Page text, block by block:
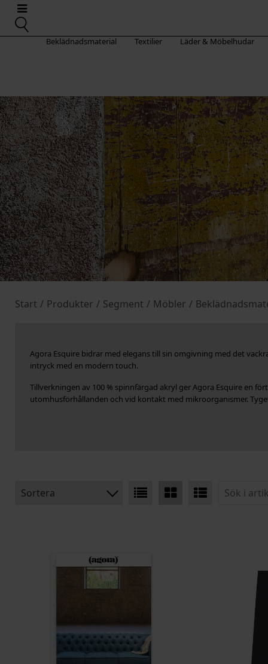
Beklädnadsmaterial Textilier Läder & Möbelhudar
Start / Produkter / Segment / Möbler /
Agora Esquire bidrar med elegans till sin omgivning med det
intryck med en modern touch.
Tillverkningen av 100 % spinnfärgad akryl ger Agora Esquire en
utomhusförhållanden och vid kontakt med mikroorganismer.
Sortera